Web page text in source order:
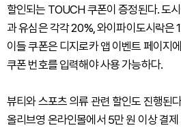
할인되는 TOUCH 쿠폰이 증정된다. 도
과 유심은 각각 20%, 와이파이도시락은
이들 쿠폰은 디지로카 앱 이벤트 페이지
쿠폰 번호를 입력해야 사용 가능하다.
뷰티와 스포츠 의류 관련 할인도 진행된
올리브영 온라인몰에서 5만 원 이상 결